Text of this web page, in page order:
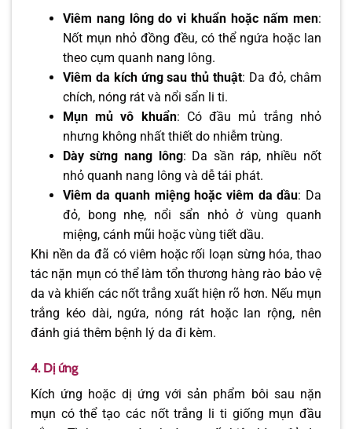
Viêm nang lông do vi khuẩn hoặc nấm men:
Nốt mụn nhỏ đồng đều, có thể ngứa hoặc lan
theo cụm quanh nang lông.
Viêm da kích ứng sau thủ thuật: Da đỏ, châm
chích, nóng rát và nổi sẩn li ti.
Mụn mủ vô khuẩn: Có đầu mủ trắng nhỏ
nhưng không nhất thiết do nhiễm trùng.
Dày sừng nang lông: Da sần ráp, nhiều nốt
nhỏ quanh nang lông và dễ tái phát.
Viêm da quanh miệng hoặc viêm da dầu: Da
đỏ, bong nhẹ, nổi sẩn nhỏ ở vùng quanh
miệng, cánh mũi hoặc vùng tiết dầu.
Khi nền da đã có viêm hoặc rối loạn sừng hóa, thao
tác nặn mụn có thể làm tổn thương hàng rào bảo vệ
da và khiến các nốt trắng xuất hiện rõ hơn. Nếu mụn
trắng kéo dài, ngứa, nóng rát hoặc lan rộng, nên
đánh giá thêm bệnh lý da đi kèm.
4. Dị ứng
Kích ứng hoặc dị ứng với sản phẩm bôi sau nặn
mụn có thể tạo các nốt trắng li ti giống mụn đầu